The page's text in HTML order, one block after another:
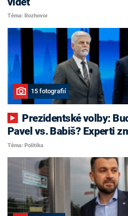
Téma: Rozhovor
15 fotografií
Pavel vs. Babiš? Experti
Téma: Politika